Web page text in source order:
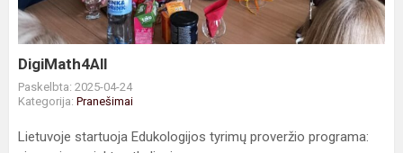
DigiMath4All
Paskelbta: 2025-04-24
Kategorija: Pranešimai
Lietuvoje startuoja Edukologijos tyrimų proveržio programa: